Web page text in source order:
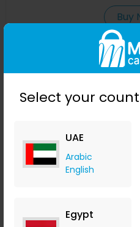
Select your
UAE
Arabic
English
Egypt
Buy
الحفر 2